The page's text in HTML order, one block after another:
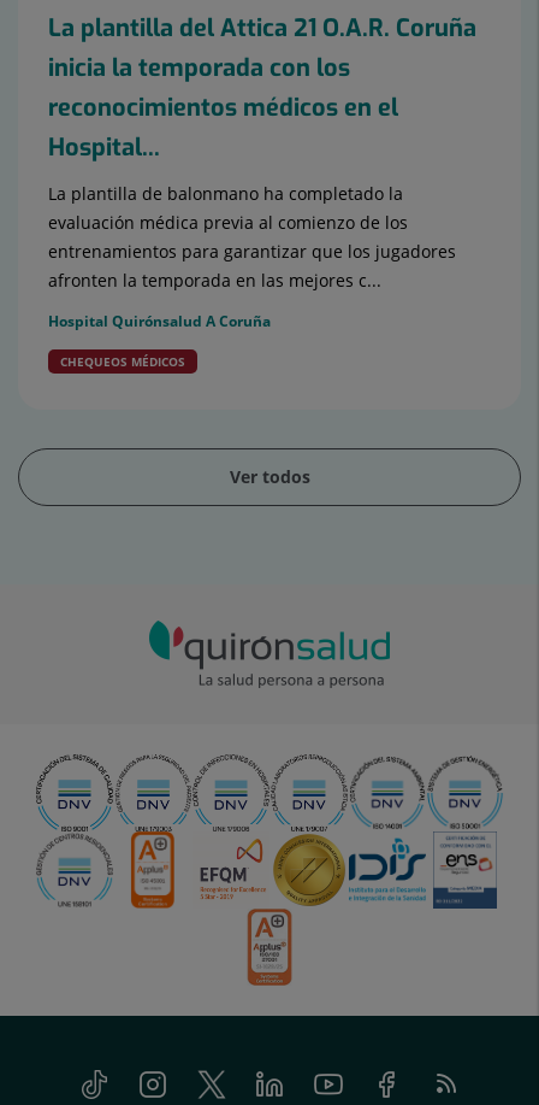
La plantilla del Attica 21 O.A.R. Coruña
inicia la temporada con los
reconocimientos médicos en el
Hospital...
La plantilla de balonmano ha completado la
evaluación médica previa al comienzo de los
entrenamientos para garantizar que los jugadores
afronten la temporada en las mejores c...
Hospital Quirónsalud A Coruña
CHEQUEOS MÉDICOS
Ver todos
Tiktok InstagramTwitter LinkedinYoutube FacebookFeed
RSS